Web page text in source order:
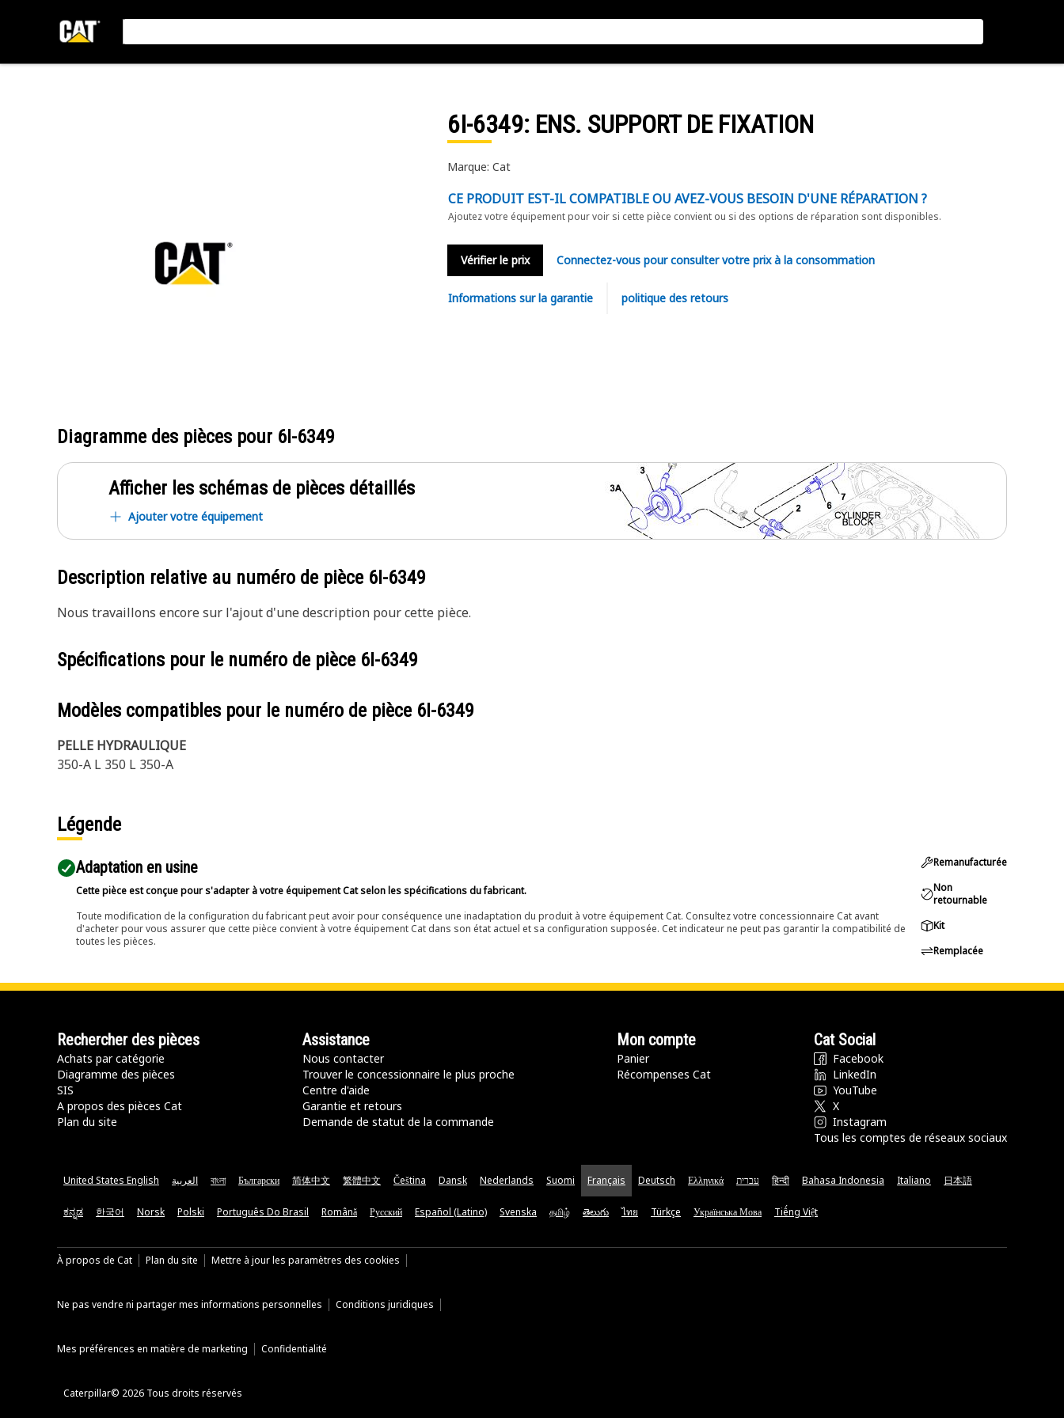
6I-6349: ENS. SUPPORT DE FIXATION
Marque: Cat
CE PRODUIT EST-IL COMPATIBLE OU AVEZ-VOUS BESOIN D'UNE RÉPARATION ?
Ajoutez votre équipement pour voir si cette pièce convient ou si des options de réparation sont disponibles.
Vérifier le prix Connectez-vous pour consulter votre prix à la consommation
Informations sur la garantie politique des retours
Diagramme des pièces pour 6I-6349
Afficher les schémas de pièces détaillés
Ajouter votre équipement
Description relative au numéro de pièce 6I-6349
Nous travaillons encore sur l'ajout d'une description pour cette pièce.
Spécifications pour le numéro de pièce 6I-6349
Modèles compatibles pour le numéro de pièce 6I-6349
PELLE HYDRAULIQUE
350-A L 350 L 350-A
Légende
Adaptation en usine
Cette pièce est conçue pour s'adapter à votre équipement Cat selon les spécifications du fabricant.
Toute modification de la configuration du fabricant peut avoir pour conséquence une inadaptation du produit à votre équipement Cat. Consultez votre concessionnaire Cat avant
d'acheter pour vous assurer que cette pièce convient à votre équipement Cat dans son état actuel et sa configuration supposée. Cet indicateur ne peut pas garantir la compatibilité de
toutes les pièces.
Remanufacturée
Non
retournable
Kit
Remplacée
Rechercher des pièces
Achats par catégorie
Diagramme des pièces
SIS
A propos des pièces Cat
Plan du site
Assistance
Nous contacter
Trouver le concessionnaire le plus proche
Centre d'aide
Garantie et retours
Demande de statut de la commande
Mon compte
Panier
Récompenses Cat
Cat Social
Facebook
LinkedIn
YouTube
X
Instagram
Tous les comptes de réseaux sociaux
United States English العربية বাংলা Български 简体中文 繁體中文 Čeština Dansk Nederlands Suomi Français Deutsch Ελληνικά עברית हिन्दी Bahasa Indonesia Italiano 日本語
ಕನ್ನಡ 한국어 Norsk Polski Português Do Brasil Română Русский Español (Latino) Svenska தமிழ் తెలుగు ไทย Türkçe Українська Мова Tiếng Việt
À propos de Cat Plan du site Mettre à jour les paramètres des cookies
Ne pas vendre ni partager mes informations personnelles Conditions juridiques
Mes préférences en matière de marketing Confidentialité
Caterpillar© 2026 Tous droits réservés